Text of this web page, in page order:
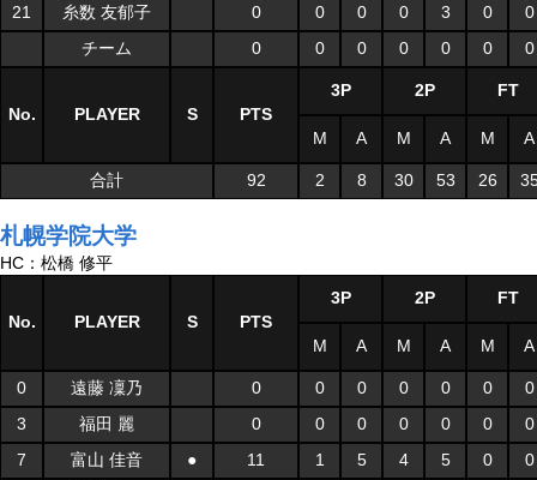
21
糸数 友郁子 0 0 0 0 3 0
0
チーム
0 0 0 0 0 0 0
No. PLAYER S PTS
3P 2P FT
M A M A M A
合計 92 2 8 30 53 26
札幌学院大学
HC：松橋 修平
No. PLAYER S PTS
3P 2P FT
M A M A M A
0 遠藤 凜乃 0 0 0 0 0 0
0
3
福田 麗 0 0 0 0 0 0
0
7
富山 佳音 ● 11 1 5 4 5 0
0